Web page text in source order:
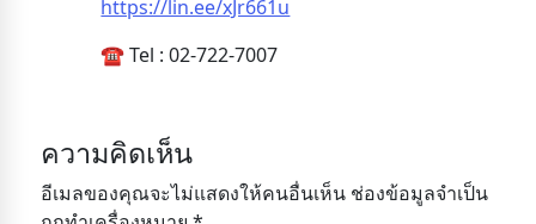
https://lin.ee/xJr661u
☎️ Tel : 02-722-7007
ความคิดเห็น
อีเมลของคุณจะไม่แสดงให้คนอื่นเห็น ช่องข้อมูลจำเป็น